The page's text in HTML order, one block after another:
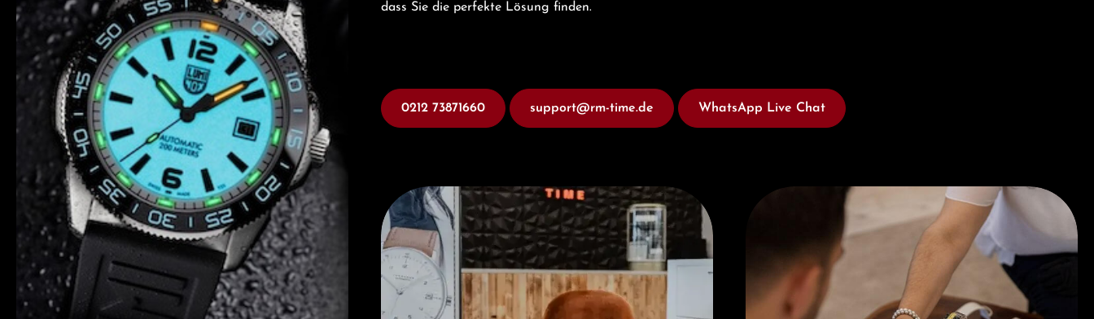
dass Sie die perfekte Lösung finden.
0212 73871660 support@rm-time.de WhatsApp Live Chat
Besuchen Sie uns Jetzt Beraten lassen